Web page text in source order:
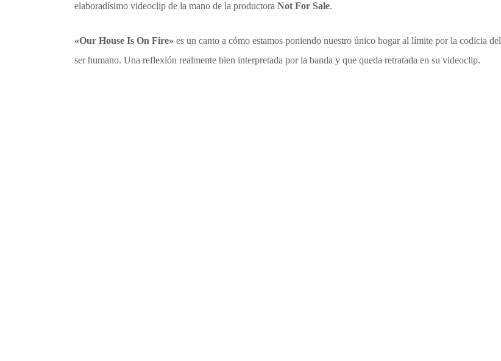
elaboradísimo videoclip de la mano de la productora Not For Sale.
«Our House Is On Fire» es un canto a cómo estamos poniendo nuestro único hogar al límite por la codicia del
ser humano. Una reflexión realmente bien interpretada por la banda y que queda retratada en su videoclip.